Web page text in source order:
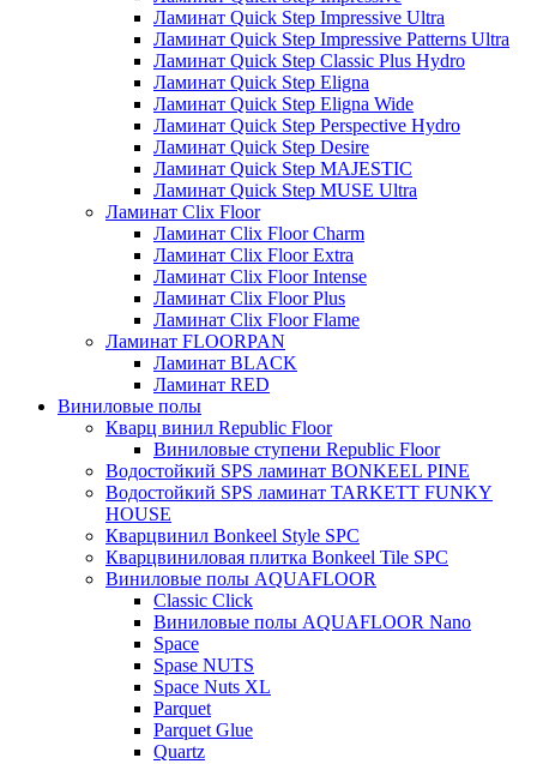
Ламинат Quick Step Impressive Ultra
Ламинат Quick Step Impressive Patterns Ultra
Ламинат Quick Step Classic Plus Hydro
Ламинат Quick Step Eligna
Ламинат Quick Step Eligna Wide
Ламинат Quick Step Perspective Hydro
Ламинат Quick Step Desire
Ламинат Quick Step MAJESTIC
Ламинат Quick Step MUSE Ultra
Ламинат Clix Floor
Ламинат Clix Floor Charm
Ламинат Clix Floor Extra
Ламинат Clix Floor Intense
Ламинат Clix Floor Plus
Ламинат Clix Floor Flame
Ламинат FLOORPAN
Ламинат BLACK
Ламинат RED
Виниловые полы
Кварц винил Republic Floor
Виниловые ступени Republic Floor
Водостойкий SPS ламинат BONKEEL PINE
Водостойкий SPS ламинат TARKETT FUNKY
HOUSE
Кварцвинил Bonkeel Style SPC
Кварцвиниловая плитка Bonkeel Tile SPC
Виниловые полы AQUAFLOOR
Classic Click
Виниловые полы AQUAFLOOR Nano
Space
Spase NUTS
Space Nuts XL
Parquet
Parquet Glue
Quartz